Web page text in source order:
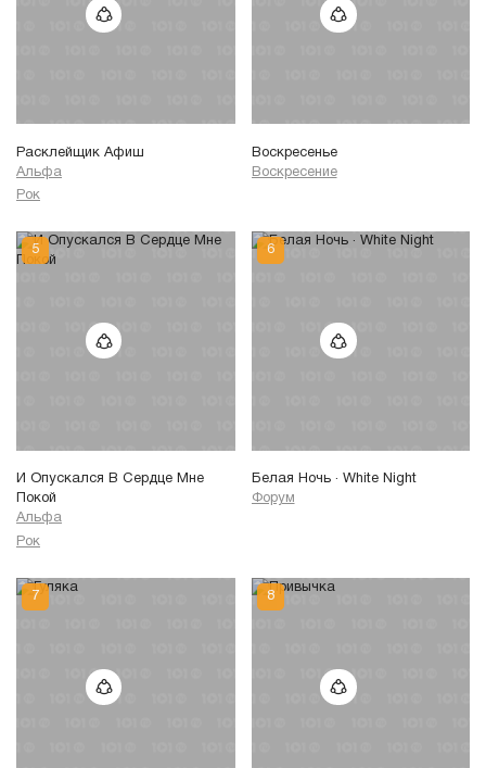
Расклейщик Афиш
Альфа
Рок
Воскресенье
Воскресение
И Опускался В Сердце Мне
Покой
Альфа
Рок
Белая Ночь · White Night
Форум